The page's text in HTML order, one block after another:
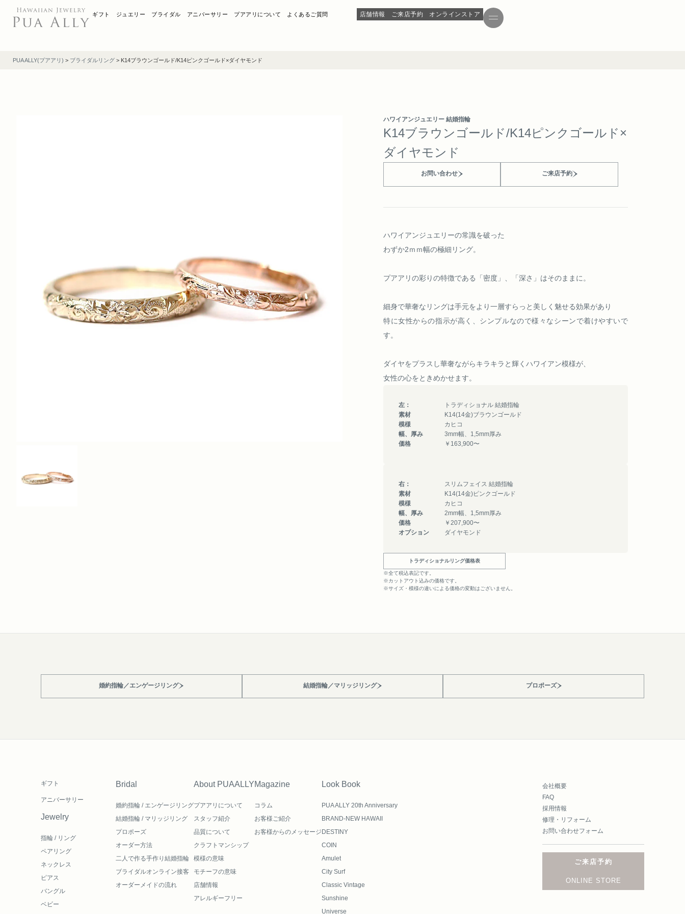
ギフト ジュエリー ブライダル アニバーサリー プアアリについて よくあるご質問 店舗情報 ご来店予約 オンラインストア
PUA ALLY(プアアリ) > ブライダルリング > K14ブラウンゴールド/K14ピンクゴールド×ダイヤモンド
ハワイアンジュエリー 結婚指輪
K14ブラウンゴールド/K14ピンクゴールド×
ダイヤモンド
お問い合わせ ご来店予約
ハワイアンジュエリーの常識を破った
わずか2ｍｍ幅の極細リング。
プアアリの彩りの特徴である「密度」、「深さ」はそのままに。
細身で華奢なリングは手元をより一層すらっと美しく魅せる効果があり
特に女性からの指示が高く、シンプルなので様々なシーンで着けやすいで
す。
ダイヤをプラスし華奢ながらキラキラと輝くハワイアン模様が、
女性の心をときめかせます。
左：
トラディショナル 結婚指輪
素材
K14(14金)ブラウンゴールド
模様
カヒコ
幅、厚み
3mm幅、1,5mm厚み
価格
￥163,900〜
右：
スリムフェイス 結婚指輪
素材
K14(14金)ピンクゴールド
模様
カヒコ
幅、厚み
2mm幅、1,5mm厚み
価格
￥207,900〜
オプション
ダイヤモンド
トラディショナルリング価格表
※全て税込表記です。
※カットアウト込みの価格です。
※サイズ・模様の違いによる価格の変動はございません。
婚約指輪／エンゲージリング 結婚指輪／マリッジリング プロポーズ
ギフト
アニバーサリー
Jewelry
指輪 / リング
ペアリング
ネックレス
ピアス
バングル
ベビー
Bridal
婚約指輪 / エンゲージリング
結婚指輪 / マリッジリング
プロポーズ
オーダー方法
二人で作る手作り結婚指輪
ブライダルオンライン接客
オーダーメイドの流れ
About PUAALLY
プアアリについて
スタッフ紹介
品質について
クラフトマンシップ
模様の意味
モチーフの意味
店舗情報
アレルギーフリー
Magazine
コラム
お客様ご紹介
お客様からのメッセージ
Look Book
PUA ALLY 20th Anniversary
BRAND-NEW HAWAII
DESTINY
COIN
Amulet
City Surf
Classic Vintage
Sunshine
Universe
会社概要
FAQ
採用情報
修理・リフォーム
お問い合わせフォーム
ご来店予約
ONLINE STORE